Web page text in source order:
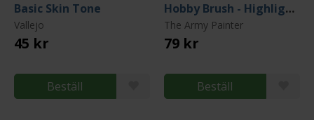
Basic Skin Tone
Vallejo
45 kr
Beställ
Hobby Brush - Highlighting
The Army Painter
79 kr
Beställ